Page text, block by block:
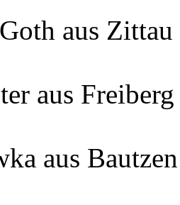
aus Zittau
aus Freiberg
aus Bautzen